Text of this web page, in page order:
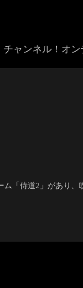
チャンネル！オン
「侍道2」があり、